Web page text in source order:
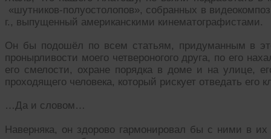
«шутников-полуостолопов», собранных в
г., выпущенный американскими кинематографистами.
Он бы подошёл по всем статьям, придуманным в
пронырливости моего четвероногого друга, по его
его смелости, охране порядка в доме и на улице,
проходящего человека, который рискует отведать его
…Да и словом…
Наверняка, он здорово гармонировал бы с ними в